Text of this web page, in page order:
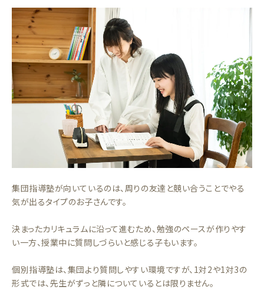
集団指導塾が向いているのは、周りの友達と競い合うことでやる
気が出るタイプのお子さんです。
決まったカリキュラムに沿って進むため、勉強のペースが作りやす
い一方、授業中に質問しづらいと感じる子もいます。
個別指導塾は、集団より質問しやすい環境ですが、1対2や1対3の
形式では、先生がずっと隣についているとは限りません。